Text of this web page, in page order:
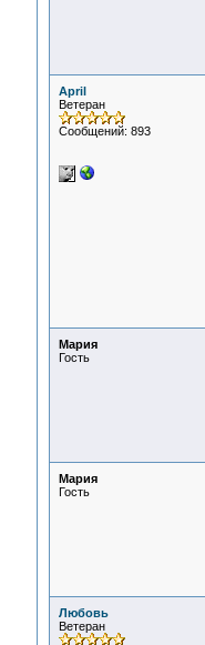
April
Ветеран
Сообщений: 893
Мария
Гость
Мария
Гость
Любовь
Ветеран